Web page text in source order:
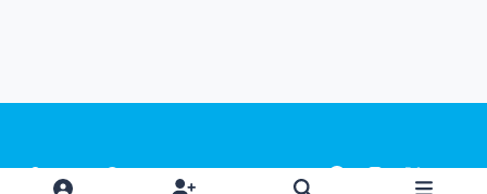
Light ModeDark ModeSystem Preference
f
i
x
y